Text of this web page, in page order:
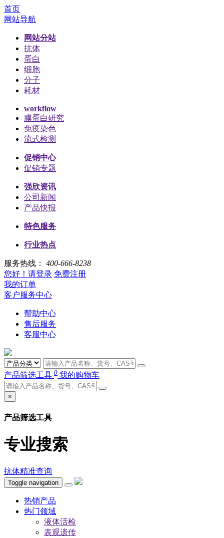
首页
网站导航
网站分站
抗体
蛋白
细胞
分子
耗材
workflow
膜蛋白研究
免疫染色
流式检测
促销中心
促销专题
强欣资讯
公司新闻
产品快报
特色服务
行业热点
服务热线： 400-666-8238
您好！请登录 免费注册
我的订单
客户服务中心
帮助中心
售后服务
客服中心
产品筛选工具 0 我的购物车
×
产品筛选工具
专业搜索
抗体精准查询
Toggle navigation
热销产品
热门领域
液体活检
表观遗传